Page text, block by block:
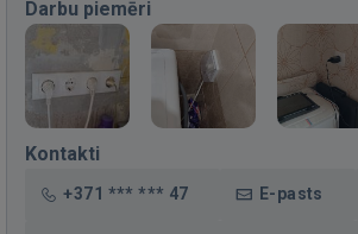
Darbu piemēri
Kontakti
+371 *** *** 47 E-pasts